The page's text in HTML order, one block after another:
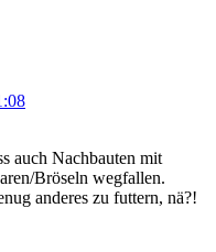
auch Nachbauten mit
Bröseln wegfallen.
anderes zu futtern, nä?!